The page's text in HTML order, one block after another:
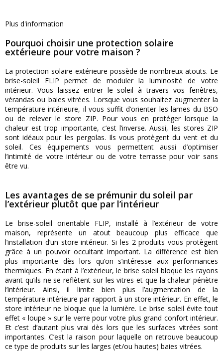
Plus d'information
Pourquoi choisir une protection solaire
extérieure pour votre maison ?
La protection solaire extérieure possède de nombreux atouts. Le
brise-soleil FLIP permet de moduler la luminosité de votre
intérieur. Vous laissez entrer le soleil à travers vos fenêtres,
vérandas ou baies vitrées. Lorsque vous souhaitez augmenter la
température intérieure, il vous suffit d’orienter les lames du BSO
ou de relever le store ZIP. Pour vous en protéger lorsque la
chaleur est trop importante, c’est l’inverse. Aussi, les stores ZIP
sont idéaux pour les pergolas. Ils vous protègent du vent et du
soleil. Ces équipements vous permettent aussi d’optimiser
l’intimité de votre intérieur ou de votre terrasse pour voir sans
être vu.
Les avantages de se prémunir du soleil par
l’extérieur plutôt que par l’intérieur
Le brise-soleil orientable FLIP, installé à l’extérieur de votre
maison, représente un atout beaucoup plus efficace que
l’installation d’un store intérieur. Si les 2 produits vous protègent
grâce à un pouvoir occultant important. La différence est bien
plus importante dès lors qu’on s’intéresse aux performances
thermiques. En étant à l’extérieur, le brise soleil bloque les rayons
avant qu’ils ne se reflètent sur les vitres et que la chaleur pénètre
l’intérieur. Ainsi, il limite bien plus l’augmentation de la
température intérieure par rapport à un store intérieur. En effet, le
store intérieur ne bloque que la lumière. Le brise soleil évite tout
effet « loupe » sur le verre pour votre plus grand confort intérieur.
Et c’est d’autant plus vrai dès lors que les surfaces vitrées sont
importantes. C’est la raison pour laquelle on retrouve beaucoup
ce type de produits sur les larges (et/ou hautes) baies vitrées.